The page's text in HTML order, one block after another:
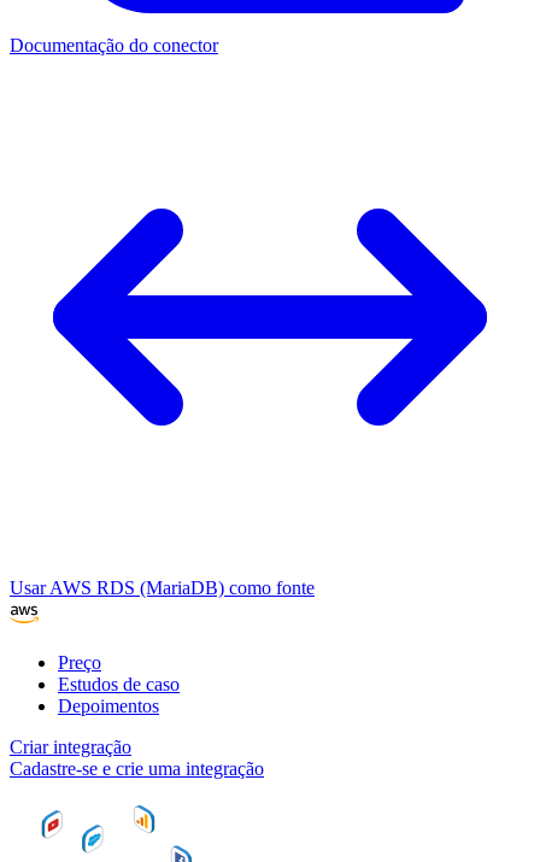
Documentação do conector
Usar AWS RDS (MariaDB) como fonte
Preço
Estudos de caso
Depoimentos
Criar integração
Cadastre-se e crie uma integração